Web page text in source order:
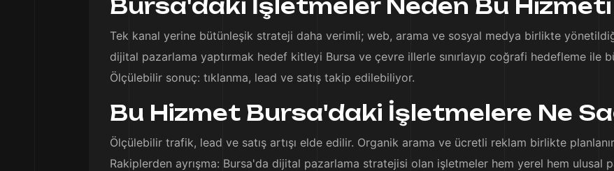
Bursa'daki İşletmeler Neden Bu Hizmeti
Tek kanal yerine bütünleşik strateji daha verimli; web, arama ve sosyal medya birlikte
dijital pazarlama yaptırmak hedef kitleyi Bursa ve çevre illerle sınırlayıp coğrafi hedefleme ile
Ölçülebilir sonuç: tıklanma, lead ve satış takip edilebiliyor.
Bu Hizmet Bursa'daki İşletmelere Ne
Ölçülebilir trafik, lead ve satış artışı elde edilir. Organik arama ve ücretli reklam birlikte
Rakiplerden ayrışma: Bursa'da dijital pazarlama stratejisi olan işletmeler hem yerel hem ulusal